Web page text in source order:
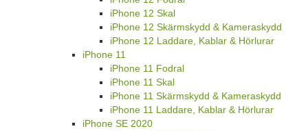
iPhone 12 Skal
iPhone 12 Skärmskydd & Kameraskydd
iPhone 12 Laddare, Kablar & Hörlurar
iPhone 11
iPhone 11 Fodral
iPhone 11 Skal
iPhone 11 Skärmskydd & Kameraskydd
iPhone 11 Laddare, Kablar & Hörlurar
iPhone SE 2020